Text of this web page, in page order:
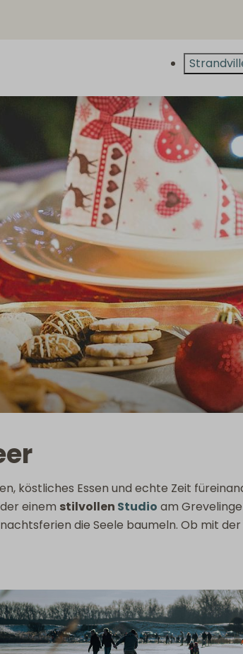
köstliches Essen und echte Zeit
einem stilvollen Studio am
die Seele baumeln. Ob mit